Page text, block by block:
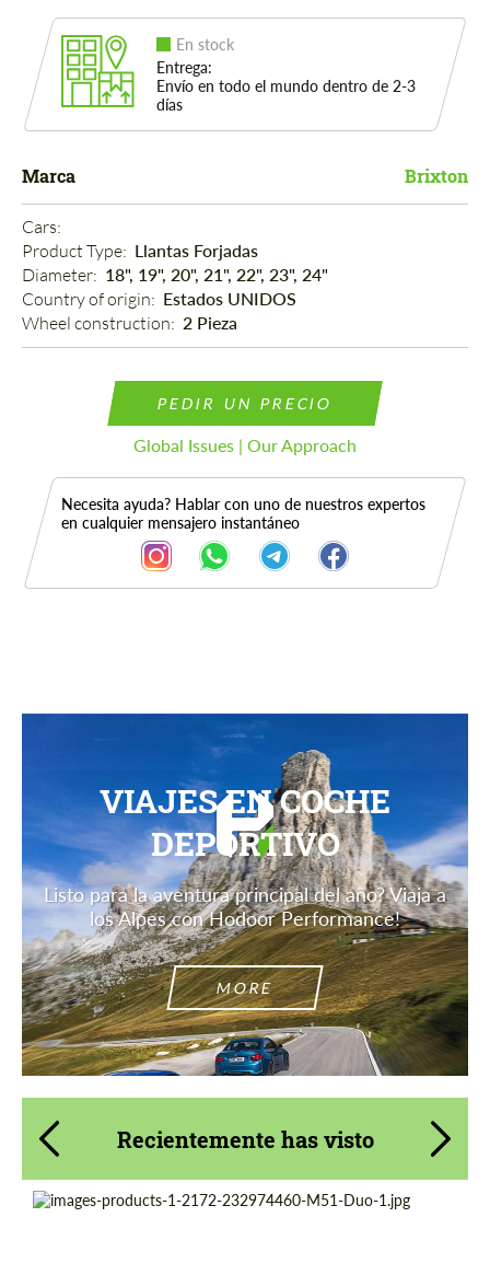
En stock
Entrega:
Envío en todo el mundo dentro de 2-3
días
Marca Brixton
Cars:
Product Type: Llantas Forjadas
Diameter: 18", 19", 20", 21", 22", 23", 24"
Country of origin: Estados UNIDOS
Wheel construction: 2 Pieza
PEDIR UN PRECIO
Global Issues | Our Approach
Necesita ayuda? Hablar con uno de nuestros expertos
en cualquier mensajero instantáneo
VIAJES EN COCHE
DEPORTIVO
Listo para la aventura principal del año? Viaja a
los Alpes con Hodoor Performance!
MORE
Recientemente has visto